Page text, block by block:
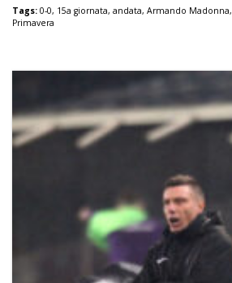
Tags: 0-0, 15a giornata, andata, Armando Madonna,
Primavera